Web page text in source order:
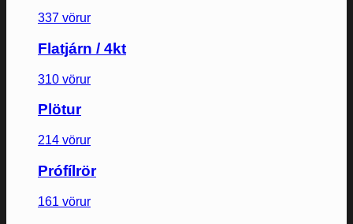
337 vörur
Flatjárn / 4kt
310 vörur
Plötur
214 vörur
Prófílrör
161 vörur